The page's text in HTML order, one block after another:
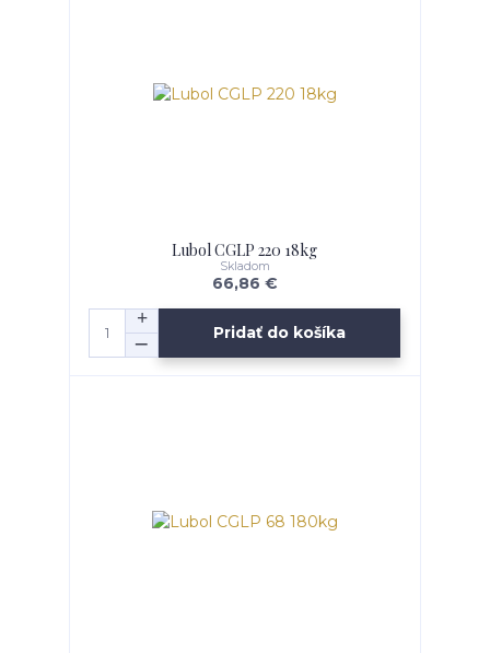
Lubol CGLP 220 18kg
66,86 €
Skladom
Pridať do košíka